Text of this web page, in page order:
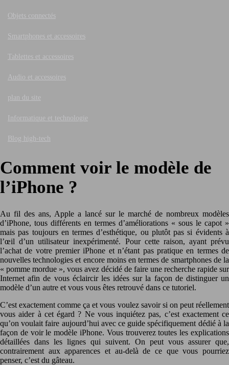
Objets connectés
Smartphones et accessoires
Tablettes et accessoires
Audio et accessoires
plan du site
Informatique et technologie
Blog high-tech
Comment voir le modèle de
l’iPhone ?
Au fil des ans, Apple a lancé sur le marché de nombreux modèles
d’iPhone, tous différents en termes d’améliorations « sous le capot »
mais pas toujours en termes d’esthétique, ou plutôt pas si évidents à
l’œil d’un utilisateur inexpérimenté. Pour cette raison, ayant prévu
l’achat de votre premier iPhone et n’étant pas pratique en termes de
nouvelles technologies et encore moins en termes de smartphones de la
« pomme mordue », vous avez décidé de faire une recherche rapide sur
Internet afin de vous éclaircir les idées sur la façon de distinguer un
modèle d’un autre et vous vous êtes retrouvé dans ce tutoriel.
C’est exactement comme ça et vous voulez savoir si on peut réellement
vous aider à cet égard ? Ne vous inquiétez pas, c’est exactement ce
qu’on voulait faire aujourd’hui avec ce guide spécifiquement dédié à la
façon de voir le modèle iPhone. Vous trouverez toutes les explications
détaillées dans les lignes qui suivent. On peut vous assurer que,
contrairement aux apparences et au-delà de ce que vous pourriez
penser, c’est du gâteau.